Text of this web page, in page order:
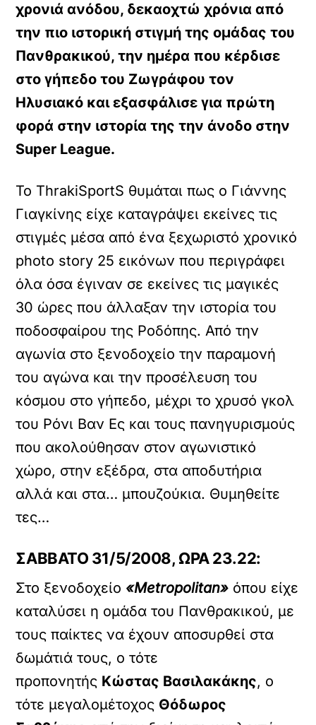
χρονιά ανόδου, δεκαοχτώ χρόνια από
την πιο ιστορική στιγμή της ομάδας του
Πανθρακικού, την ημέρα που κέρδισε
στο γήπεδο του Ζωγράφου τον
Ηλυσιακό και εξασφάλισε για πρώτη
φορά στην ιστορία της την άνοδο στην
Super League.
Το ThrakiSportS θυμάται πως ο Γιάννης
Γιαγκίνης είχε καταγράψει εκείνες τις
στιγμές μέσα από ένα ξεχωριστό χρονικό
photo story 25 εικόνων που περιγράφει
όλα όσα έγιναν σε εκείνες τις μαγικές
30 ώρες που άλλαξαν την ιστορία του
ποδοσφαίρου της Ροδόπης. Από την
αγωνία στο ξενοδοχείο την παραμονή
του αγώνα και την προσέλευση του
κόσμου στο γήπεδο, μέχρι το χρυσό γκολ
του Ρόνι Βαν Ες και τους πανηγυρισμούς
που ακολούθησαν στον αγωνιστικό
χώρο, στην εξέδρα, στα αποδυτήρια
αλλά και στα… μπουζούκια. Θυμηθείτε
τες…
ΣΑΒΒΑΤΟ 31/5/2008, ΩΡΑ 23.22:
Στο ξενοδοχείο «Metropolitan» όπου είχε
καταλύσει η ομάδα του Πανθρακικού, με
τους παίκτες να έχουν αποσυρθεί στα
δωμάτιά τους, ο τότε
προπονητής Κώστας Βασιλακάκης, ο
τότε μεγαλομέτοχος Θόδωρος